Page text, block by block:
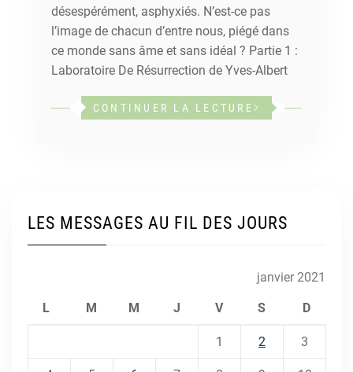
désespérément, asphyxiés. N’est-ce pas
l’image de chacun d’entre nous, piégé dans
ce monde sans âme et sans idéal ? Partie 1 :
Laboratoire De Résurrection de Yves-Albert
CONTINUER LA LECTURE
LES MESSAGES AU FIL DES JOURS
janvier 2021
L M M J V S D
1 2 3